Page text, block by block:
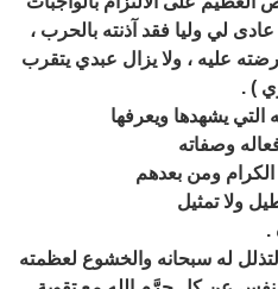
لي وليا فقد آذنته بالحرب ،
عليه ، ولا يزال عبدي يتقرب
) .
وصفاته
الكرام ومن بعدهم
ولا تمثيل
.